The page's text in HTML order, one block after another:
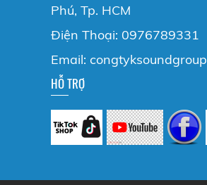
Phú, Tp. HCM
Điện Thoại: 0976789331
Email:
HỖ TRỢ